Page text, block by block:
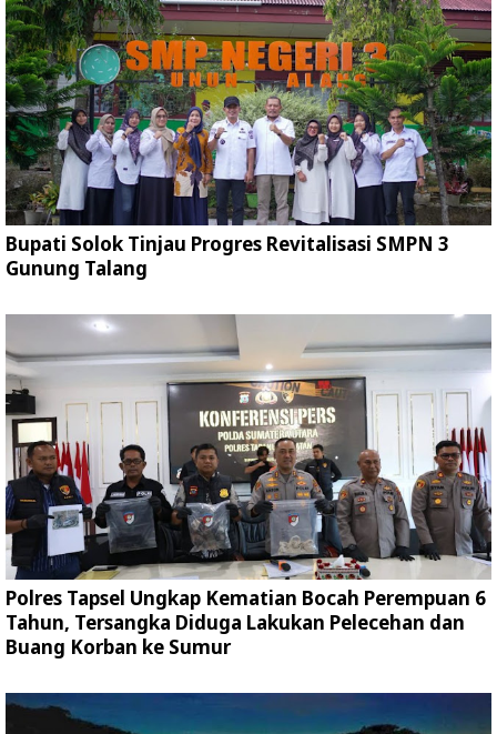
Bupati Solok Tinjau Progres Revitalisasi SMPN 3
Gunung Talang
Polres Tapsel Ungkap Kematian Bocah Perempuan 6
Tahun, Tersangka Diduga Lakukan Pelecehan dan
Buang Korban ke Sumur